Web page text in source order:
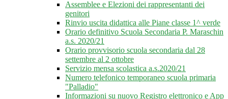
Assemblee e Elezioni dei rappresentanti dei
genitori
Rinvio uscita didattica alle Piane classe 1^ verde
Orario definitivo Scuola Secondaria P. Maraschin
a.s. 2020/21
Orario provvisorio scuola secondaria dal 28
settembre al 2 ottobre
Servizio mensa scolastica a.s.2020/21
Numero telefonico temporaneo scuola primaria
"Palladio"
Informazioni su nuovo Registro elettronico e App